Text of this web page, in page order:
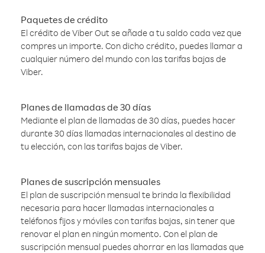
Paquetes de crédito
El crédito de Viber Out se añade a tu saldo cada vez que
compres un importe. Con dicho crédito, puedes llamar a
cualquier número del mundo con las tarifas bajas de
Viber.
Planes de llamadas de 30 días
Mediante el plan de llamadas de 30 días, puedes hacer
durante 30 días llamadas internacionales al destino de
tu elección, con las tarifas bajas de Viber.
Planes de suscripción mensuales
El plan de suscripción mensual te brinda la flexibilidad
necesaria para hacer llamadas internacionales a
teléfonos fijos y móviles con tarifas bajas, sin tener que
renovar el plan en ningún momento. Con el plan de
suscripción mensual puedes ahorrar en las llamadas que